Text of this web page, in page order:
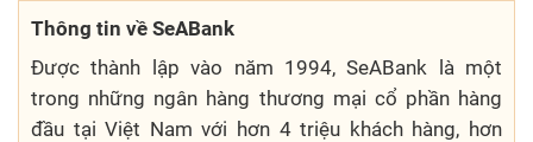
Thông tin về SeABank
Được thành lập vào năm 1994, SeABank là một
trong những ngân hàng thương mại cổ phần hàng
đầu tại Việt Nam với hơn 4 triệu khách hàng, hơn